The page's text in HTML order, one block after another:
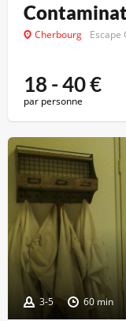
Cherbourg Escape
18 - 40€
par personne
3-5 60 min